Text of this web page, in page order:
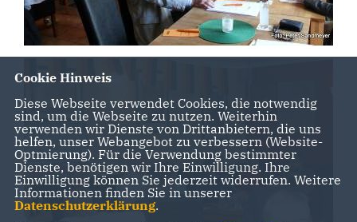
Cookie Hinweis
Diese Webseite verwendet Cookies, die notwendig
sind, um die Webseite zu nutzen. Weiterhin
verwenden wir Dienste von Drittanbietern, die uns
helfen, unser Webangebot zu verbessern (Website-
Optmierung). Für die Verwendung bestimmter
Dienste, benötigen wir Ihre Einwilligung. Ihre
Einwilligung können Sie jederzeit widerrufen. Weitere
Informationen finden Sie in unserer
Datenschutzerklärung.